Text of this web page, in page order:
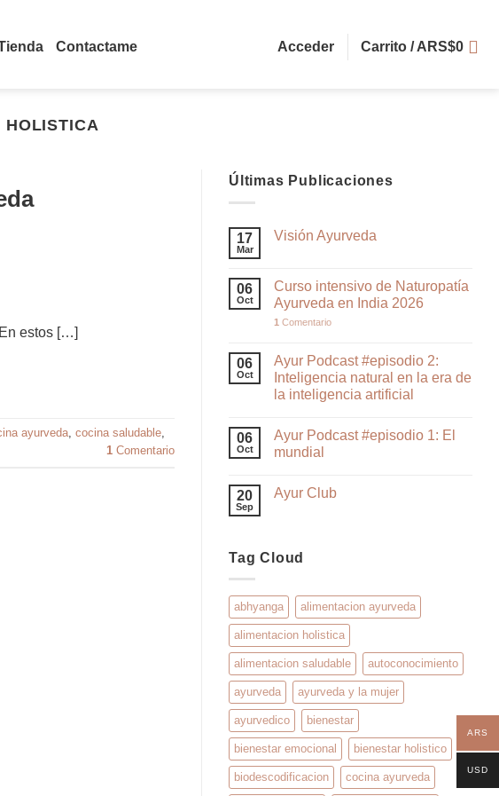
Contactame Acceder Carrito /ARS$0
HOLISTICA
estos […]
ayurveda, cocina saludable,
1 Comentario
Últimas Publicaciones
17
Mar
Visión Ayurveda
06
Oct
Curso intensivo de Naturopatía
Ayurveda en India 2026
1 Comentario
06
Oct
Ayur Podcast #episodio 2:
Inteligencia natural en la era de
la inteligencia artificial
06
Oct
Ayur Podcast #episodio 1: El
mundial
20
Sep
Ayur Club
Tag Cloud
abhyanga alimentacion ayurveda
alimentacion holistica
alimentacion saludable autoconocimiento
ayurveda ayurveda y la mujer
ayurvedico bienestar
bienestar emocional bienestar holistico
biodescodificacion cocina ayurveda
ARS
USD